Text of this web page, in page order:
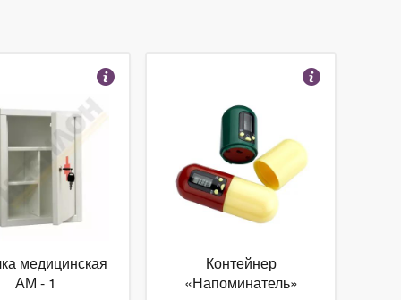
медицинская
АМ - 1
Контейнер
«Напоминатель»